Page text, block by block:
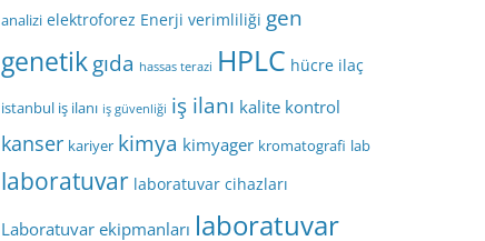
analizi elektroforez Enerji verimliliği gen
genetikgıda hassas terazi HPLC hücre ilaç
istanbul iş ilanı iş güvenliği iş ilanı kalite kontrol
kanser kariyer kimya kimyager kromatografi lab
laboratuvar laboratuvar cihazları
Laboratuvar ekipmanları laboratuvar